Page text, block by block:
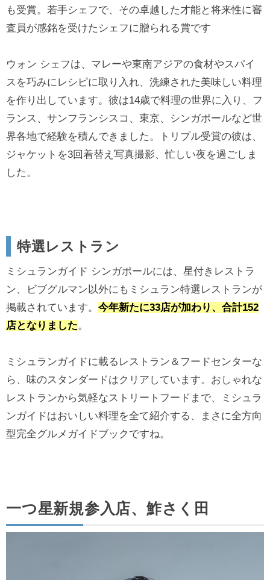
も受賞。若手シェフで、その卓越した才能と将来性に審
査員が感銘を受けたシェフに贈られる賞です
ウォン シェフは、マレーや東南アジアの食材やスパイ
スを巧みにレシピに取り入れ、洗練された美味しい料理
を作り出しています。彼は14歳で料理の世界に入り、フ
ランス、サンフランシスコ、東京、シンガポールなど世
界各地で経験を積んできました。トリプル受賞の彼は、
ジャケットを3回着替え写真撮影、忙しい夜を過ごしま
した。
特選レストラン
ミシュランガイド シンガポールには、星付きレストラ
ン、ビブグルマン以外にもミシュラン特選レストランが
掲載されています。 今年新たに33店が加わり、合計152
店となりました。
ミシュランガイドに載るレストラン＆フードセンターな
ら、味のスタンダードはクリアしています。おしゃれな
レストランから気軽なストリートフードまで、ミシュラ
ンガイドはおいしい料理を全て紹介する、まさに全方向
型完全グルメガイドブックですね。
一つ星新規参入店、鮓さく田